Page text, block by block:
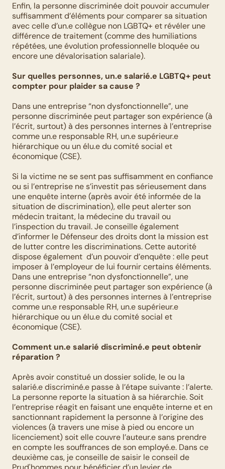
Enfin, la personne discriminée doit pouvoir accumuler
suffisamment d’éléments pour comparer sa situation
avec celle d’un.e collègue non LGBTQ+ et révéler une
différence de traitement (comme des humiliations
répétées, une évolution professionnelle bloquée ou
encore une dévalorisation salariale).
Sur quelles personnes, un.e salarié.e LGBTQ+ peut
compter pour plaider sa cause ?
Dans une entreprise “non dysfonctionnelle”, une
personne discriminée peut partager son expérience (à
l’écrit, surtout) à des personnes internes à l’entreprise
comme un.e responsable RH, un.e supérieur.e
hiérarchique ou un élu.e du comité social et
économique (CSE).
Si la victime ne se sent pas suffisamment en confiance
ou si l’entreprise ne s’investit pas sérieusement dans
une enquête interne (après avoir été informée de la
situation de discrimination), elle peut alerter son
médecin traitant, la médecine du travail ou
l’inspection du travail. Je conseille également
d’informer le Défenseur des droits dont la mission est
de lutter contre les discriminations. Cette autorité
dispose également  d’un pouvoir d’enquête : elle peut
imposer à l’employeur de lui fournir certains éléments.
Dans une entreprise “non dysfonctionnelle”, une
personne discriminée peut partager son expérience (à
l’écrit, surtout) à des personnes internes à l’entreprise
comme un.e responsable RH, un.e supérieur.e
hiérarchique ou un élu.e du comité social et
économique (CSE).
Comment un.e salarié discriminé.e peut obtenir
réparation ?
Après avoir constitué un dossier solide, le ou la
salarié.e discriminé.e passe à l’étape suivante : l’alerte.
La personne reporte la situation à sa hiérarchie. Soit
l’entreprise réagit en faisant une enquête interne et en
sanctionnant rapidement la personne à l’origine des
violences (à travers une mise à pied ou encore un
licenciement) soit elle couvre l’auteur.e sans prendre
en compte les souffrances de son employé.e. Dans ce
deuxième cas, je conseille de saisir le conseil de